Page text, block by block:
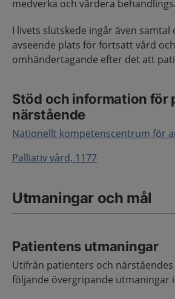
medverka och värdera
I livets slutskede ingår även samtal
avseende plats för fortsatt vård
omhändertagande efter det att
Stöd och information för
närstående
Nationellt kompetenscentrum för
Palliativ vård, 1177
Utmaningar och mål
Patientens utmaningar
Utifrån patienters och
följande övergripande utmaningar